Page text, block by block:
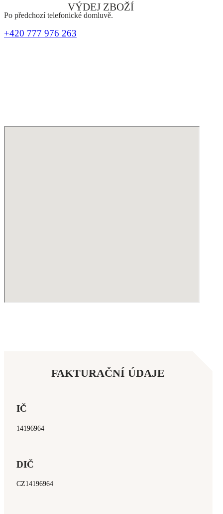
VÝDEJ ZBOŽÍ
Po předchozí telefonické domluvě.
+420 777 976 263
FAKTURAČNÍ ÚDAJE
IČ
14196964
DIČ
CZ14196964